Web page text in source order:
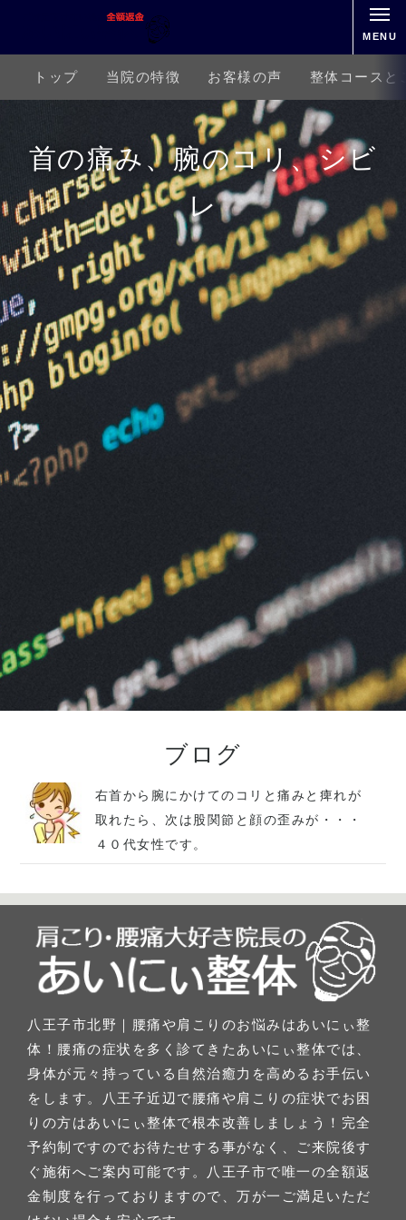
MENU
トップ 当院の特徴 お客様の声 整体コースと
首の痛み、腕のコリ、シビ
レ
ブログ
右首から腕にかけてのコリと痛みと痺れが
取れたら、次は股関節と顔の歪みが・・・
４０代女性です。
八王子市北野｜腰痛や肩こりのお悩みはあいにぃ整
体！腰痛の症状を多く診てきたあいにぃ整体では、
身体が元々持っている自然治癒力を高めるお手伝い
をします。八王子近辺で腰痛や肩こりの症状でお困
りの方はあいにぃ整体で根本改善しましょう！完全
予約制ですのでお待たせする事がなく、ご来院後す
ぐ施術へご案内可能です。八王子市で唯一の全額返
金制度を行っておりますので、万が一ご満足いただ